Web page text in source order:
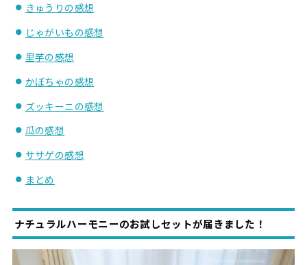
きゅうりの感想
じゃがいもの感想
里芋の感想
かぼちゃの感想
ズッキーニの感想
瓜の感想
ササゲの感想
まとめ
ナチュラルハーモニーのお試しセットが届きました！